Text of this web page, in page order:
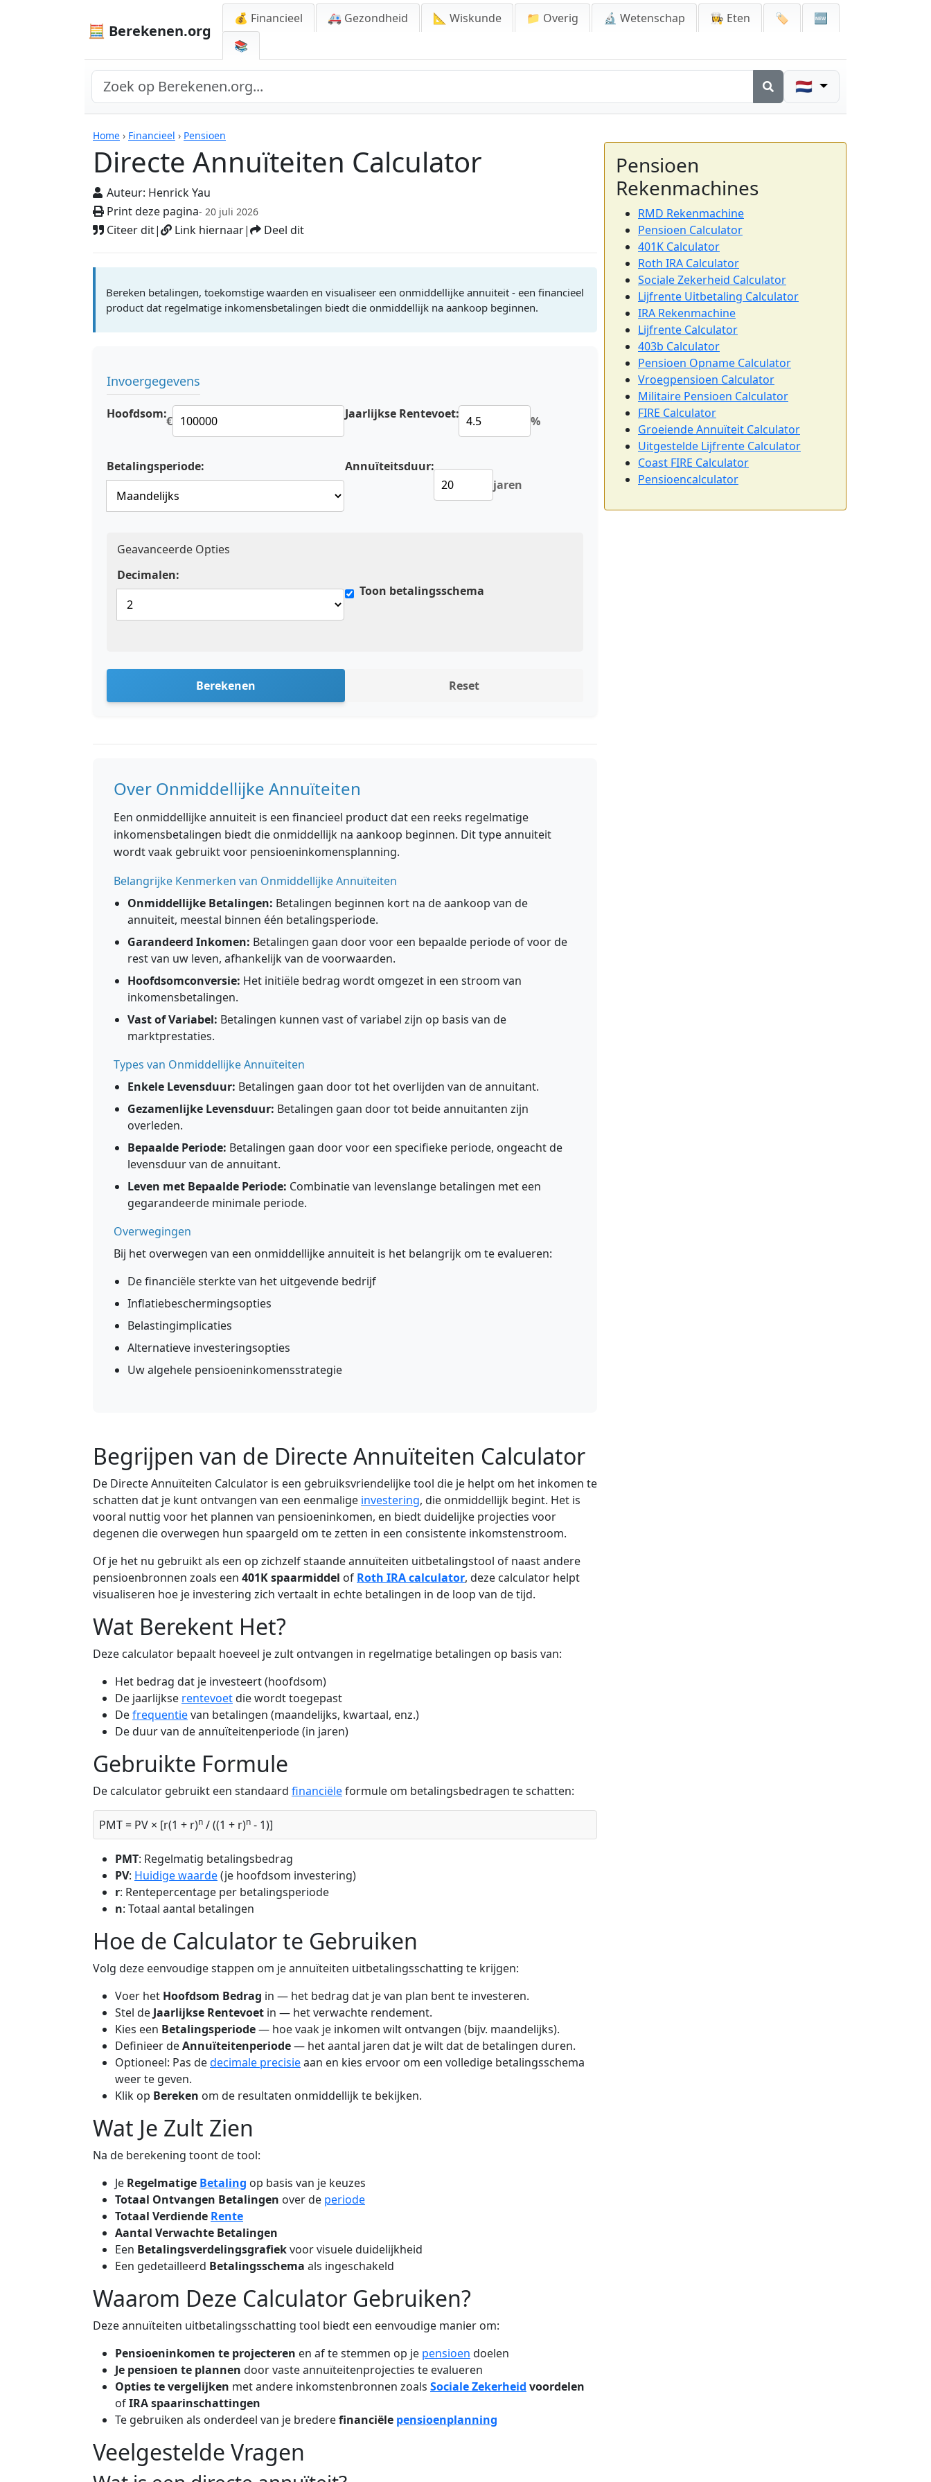
🧮 Berekenen.org
💰 Financieel 🚑 Gezondheid 📐 Wiskunde 📁 Overig 🔬 Wetenschap 👩‍🍳 Eten 🏷️
🆕
📚
🇳🇱
Home › Financieel › Pensioen
Directe Annuïteiten Calculator
Auteur: Henrick Yau
Print deze pagina- 20 juli 2026
Citeer dit| Link hiernaar| Deel dit
Rekenmachines
Bereken betalingen, toekomstige waarden en visualiseer een onmiddellijke annuiteit - een financieel
product dat regelmatige inkomensbetalingen biedt die onmiddellijk na aankoop beginnen.
Invoergegevens
Hoofdsom:€ Jaarlijkse Rentevoet: %
Betalingsperiode:
Annuïteitsduur:
jaren
Geavanceerde Opties
Decimalen:
Toon betalingsschema
Berekenen Reset
Over Onmiddellijke Annuïteiten
Een onmiddellijke annuiteit is een financieel product dat een reeks regelmatige
inkomensbetalingen biedt die onmiddellijk na aankoop beginnen. Dit type annuiteit
wordt vaak gebruikt voor pensioeninkomensplanning.
Belangrijke Kenmerken van Onmiddellijke Annuïteiten
Onmiddellijke Betalingen: Betalingen beginnen kort na de aankoop van de
annuiteit, meestal binnen één betalingsperiode.
Garandeerd Inkomen: Betalingen gaan door voor een bepaalde periode of voor de
rest van uw leven, afhankelijk van de voorwaarden.
Hoofdsomconversie: Het initiële bedrag wordt omgezet in een stroom van
inkomensbetalingen.
Vast of Variabel: Betalingen kunnen vast of variabel zijn op basis van de
marktprestaties.
Types van Onmiddellijke Annuïteiten
Enkele Levensduur: Betalingen gaan door tot het overlijden van de annuitant.
Gezamenlijke Levensduur: Betalingen gaan door tot beide annuitanten zijn
overleden.
Bepaalde Periode: Betalingen gaan door voor een specifieke periode, ongeacht de
levensduur van de annuitant.
Leven met Bepaalde Periode: Combinatie van levenslange betalingen met een
gegarandeerde minimale periode.
Overwegingen
Bij het overwegen van een onmiddellijke annuiteit is het belangrijk om te evalueren:
De financiële sterkte van het uitgevende bedrijf
Inflatiebeschermingsopties
Belastingimplicaties
Alternatieve investeringsopties
Uw algehele pensioeninkomensstrategie
Begrijpen van de Directe Annuïteiten Calculator
De Directe Annuïteiten Calculator is een gebruiksvriendelijke tool die je helpt om het inkomen te
schatten dat je kunt ontvangen van een eenmalige investering, die onmiddellijk begint. Het is
vooral nuttig voor het plannen van pensioeninkomen, en biedt duidelijke projecties voor
degenen die overwegen hun spaargeld om te zetten in een consistente inkomstenstroom.
Of je het nu gebruikt als een op zichzelf staande annuïteiten uitbetalingstool of naast andere
pensioenbronnen zoals een 401K spaarmiddel of Roth IRA calculator, deze calculator helpt
visualiseren hoe je investering zich vertaalt in echte betalingen in de loop van de tijd.
Wat Berekent Het?
Deze calculator bepaalt hoeveel je zult ontvangen in regelmatige betalingen op basis van:
Het bedrag dat je investeert (hoofdsom)
De jaarlijkse rentevoetdie wordt toegepast
Defrequentievan betalingen (maandelijks, kwartaal, enz.)
De duur van de annuïteitenperiode (in jaren)
Gebruikte Formule
De calculator gebruikt een standaard financiëleformule om betalingsbedragen te schatten:
PMT = PV × [r(1 + r)n / ((1 + r)n - 1)]
PMT: Regelmatig betalingsbedrag
PV: Huidige waarde(je hoofdsom investering)
r: Rentepercentage per betalingsperiode
n: Totaal aantal betalingen
Hoe de Calculator te Gebruiken
Volg deze eenvoudige stappen om je annuïteiten uitbetalingsschatting te krijgen:
Voer het Hoofdsom Bedrag in — het bedrag dat je van plan bent te investeren.
Stel de Jaarlijkse Rentevoet in — het verwachte rendement.
Kies een Betalingsperiode— hoe vaak je inkomen wilt ontvangen (bijv. maandelijks).
Definieer deAnnuïteitenperiode— het aantal jaren dat je wilt dat de betalingen duren.
Optioneel: Pas dedecimale precisieaan en kies ervoor om een volledige betalingsschema
weer te geven.
Klik op Bereken om de resultaten onmiddellijk te bekijken.
Wat Je Zult Zien
Na de berekening toont de tool:
Je Regelmatige Betaling op basis van je keuzes
Totaal Ontvangen Betalingen over de periode
Totaal Verdiende Rente
Aantal Verwachte Betalingen
Een Betalingsverdelingsgrafiekvoor visuele duidelijkheid
Een gedetailleerd Betalingsschema als ingeschakeld
Waarom Deze Calculator Gebruiken?
Deze annuïteiten uitbetalingsschatting tool biedt een eenvoudige manier om:
Pensioeninkomen te projecteren en af te stemmen op je pensioen doelen
Je pensioen te plannen door vaste annuïteitenprojecties te evalueren
Opties te vergelijken met andere inkomstenbronnen zoals Sociale Zekerheid voordelen
ofIRA spaarinschattingen
Te gebruiken als onderdeel van je brederefinanciële pensioenplanning
Veelgestelde Vragen
Pensioen
Rekenmachines
RMD Rekenmachine
Pensioen Calculator
401K Calculator
Roth IRA Calculator
Sociale Zekerheid Calculator
Lijfrente Uitbetaling Calculator
IRA Rekenmachine
Lijfrente Calculator
403b Calculator
Pensioen Opname Calculator
Vroegpensioen Calculator
Militaire Pensioen Calculator
FIRE Calculator
Groeiende Annuïteit Calculator
Uitgestelde Lijfrente Calculator
Coast FIRE Calculator
Pensioencalculator